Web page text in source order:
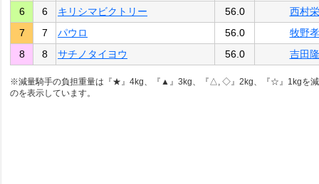
6
6 キリシマビクトリー 56.0
西村栄
7
7 パウロ 56.0
牧野孝
8
8 サチノタイヨウ 56.0 吉田隆
※減量騎手の負担重量は『★』4kg、『▲』3kg、『△, ◇』2kg、『☆』1kgを
のを表示しています。